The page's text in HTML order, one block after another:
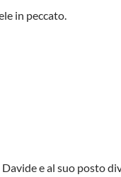
in peccato.
e al suo posto